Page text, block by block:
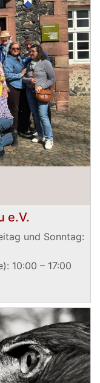
e.V.
und Sonntag:
10:00 – 17:00